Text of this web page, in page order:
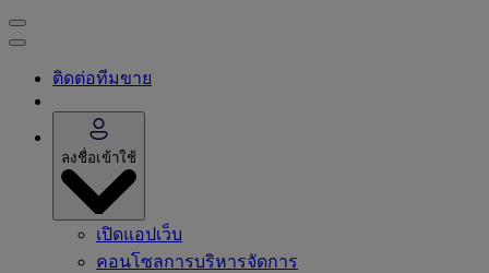
ติดต่อทีมขาย
ลงชื่อเข้าใช้
เปิดแอปเว็บ
คอนโซลการบริหารจัดการ